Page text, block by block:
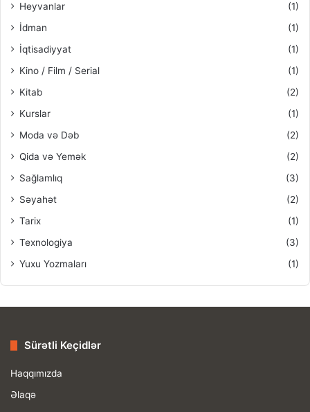
Heyvanlar
(1)
İdman
(1)
İqtisadiyyat
(1)
Kino / Film / Serial
(1)
Kitab
(2)
Kurslar
(1)
Moda və Dəb
(2)
Qida və Yemək
(2)
Sağlamlıq
(3)
Səyahət
(2)
Tarix
(1)
Texnologiya
(3)
Yuxu Yozmaları
(1)
Sürətli Keçidlər
Haqqımızda
Əlaqə